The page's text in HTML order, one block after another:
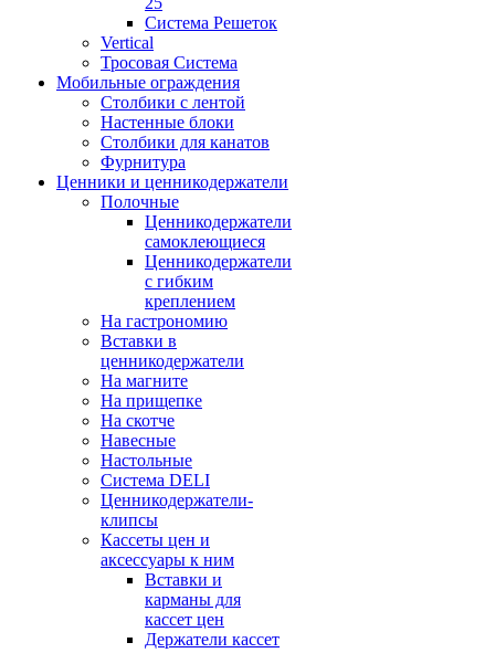
Система Решеток
Vertical
Тросовая Система
Мобильные ограждения
Столбики с лентой
Настенные блоки
Столбики для канатов
Фурнитура
Ценники и ценникодержатели
Полочные
Ценникодержатели
самоклеющиеся
Ценникодержатели
с гибким
креплением
На гастрономию
Вставки в
ценникодержатели
На магните
На прищепке
На скотче
Навесные
Настольные
Система DELI
Ценникодержатели-
клипсы
Кассеты цен и
аксессуары к ним
Вставки и
карманы для
кассет цен
Держатели кассет